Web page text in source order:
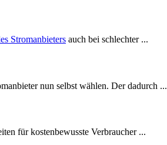
Stromanbieters auch bei schlechter ...
nun selbst wählen. Der dadurch ...
für kostenbewusste Verbraucher ...